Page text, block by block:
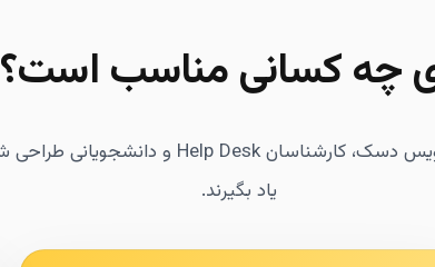
چه کسانی مناسب است؟
یاد بگیرند.